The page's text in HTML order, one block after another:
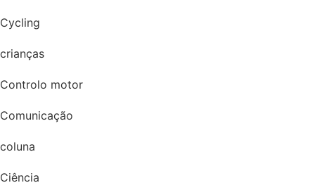
Cycling
crianças
Controlo motor
Comunicação
coluna
Ciência